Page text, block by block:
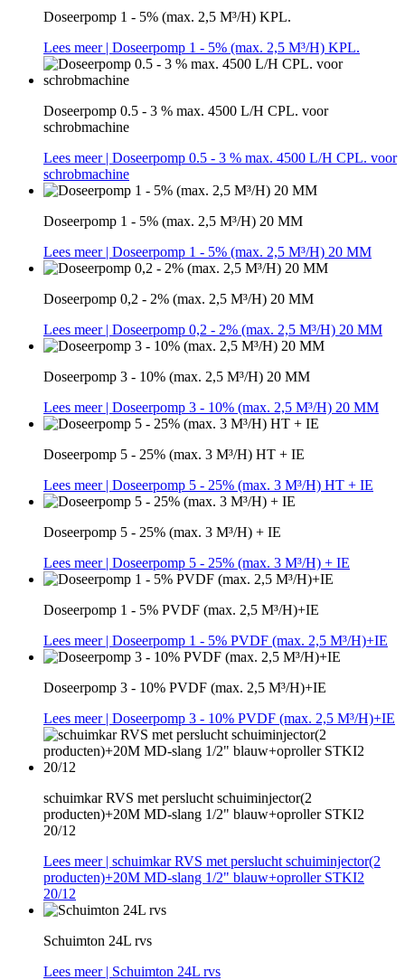
Doseerpomp 1 - 5% (max. 2,5 M³/H) KPL.
Lees meer | Doseerpomp 1 - 5% (max. 2,5 M³/H) KPL.
Doseerpomp 0.5 - 3 % max. 4500 L/H CPL. voor
schrobmachine
Lees meer | Doseerpomp 0.5 - 3 % max. 4500 L/H CPL. voor
schrobmachine
Doseerpomp 1 - 5% (max. 2,5 M³/H) 20 MM
Lees meer | Doseerpomp 1 - 5% (max. 2,5 M³/H) 20 MM
Doseerpomp 0,2 - 2% (max. 2,5 M³/H) 20 MM
Lees meer | Doseerpomp 0,2 - 2% (max. 2,5 M³/H) 20 MM
Doseerpomp 3 - 10% (max. 2,5 M³/H) 20 MM
Lees meer | Doseerpomp 3 - 10% (max. 2,5 M³/H) 20 MM
Doseerpomp 5 - 25% (max. 3 M³/H) HT + IE
Lees meer | Doseerpomp 5 - 25% (max. 3 M³/H) HT + IE
Doseerpomp 5 - 25% (max. 3 M³/H) + IE
Lees meer | Doseerpomp 5 - 25% (max. 3 M³/H) + IE
Doseerpomp 1 - 5% PVDF (max. 2,5 M³/H)+IE
Lees meer | Doseerpomp 1 - 5% PVDF (max. 2,5 M³/H)+IE
Doseerpomp 3 - 10% PVDF (max. 2,5 M³/H)+IE
Lees meer | Doseerpomp 3 - 10% PVDF (max. 2,5 M³/H)+IE
schuimkar RVS met perslucht schuiminjector(2
producten)+20M MD-slang 1/2" blauw+oproller STKI2
20/12
Lees meer | schuimkar RVS met perslucht schuiminjector(2
producten)+20M MD-slang 1/2" blauw+oproller STKI2
20/12
Schuimton 24L rvs
Lees meer | Schuimton 24L rvs